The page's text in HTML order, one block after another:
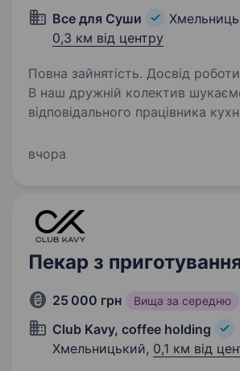
Все для Суши
0,3 км від центру
Повна зайнятість. Досвід
В наш дружній колектив
відповідального працівника
навчимо:) Охайність, акуратність,
вчора
Пекар з
25 000 грн Вища за середню
Club Kavy, coffee holding
Хмельницький, 0,1 км від